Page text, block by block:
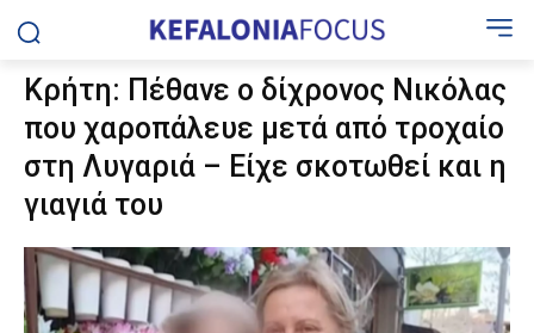
Κρήτη: Πέθανε ο δίχρονος Νικόλας
που χαροπάλευε μετά από τροχαίο
στη Λυγαριά – Είχε σκοτωθεί και η
γιαγιά του